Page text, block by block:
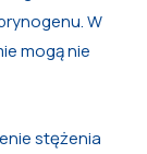
W
mogą nie
stężenia